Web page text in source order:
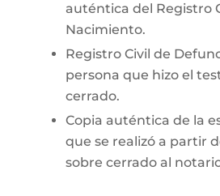
auténtica del Registro
Nacimiento.
Registro Civil de
persona que hizo el
cerrado.
Copia auténtica de la
que se realizó a partir
sobre cerrado al